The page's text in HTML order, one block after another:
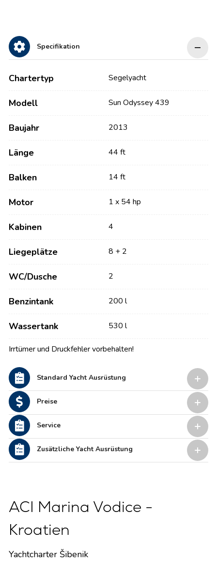
Specifikation
Chartertyp Segelyacht
Modell Sun Odyssey 439
Baujahr 2013
Länge 44 ft
Balken 14 ft
Motor 1 x 54 hp
Kabinen 4
Liegeplätze 8 + 2
WC/Dusche 2
Benzintank 200 l
Wassertank 530 l
Irrtümer und Druckfehler vorbehalten!
Standard Yacht Ausrüstung
Preise
Service
Zusätzliche Yacht Ausrüstung
ACI Marina Vodice -
Kroatien
Yachtcharter Šibenik